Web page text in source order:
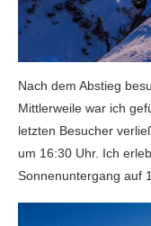
Nach dem Abstieg
Mittlerweile war ich
letzten Besucher
um 16:30 Uhr. Ich
Sonnenuntergang auf